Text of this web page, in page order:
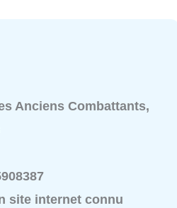
Anciens Combattants,
site internet connu